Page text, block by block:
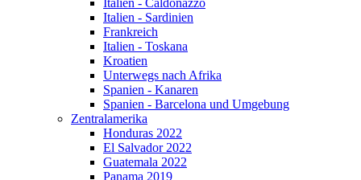
Italien - Caldonazzo
Italien - Sardinien
Frankreich
Italien - Toskana
Kroatien
Unterwegs nach Afrika
Spanien - Kanaren
Spanien - Barcelona und Umgebung
Zentralamerika
Honduras 2022
El Salvador 2022
Guatemala 2022
Panama 2019